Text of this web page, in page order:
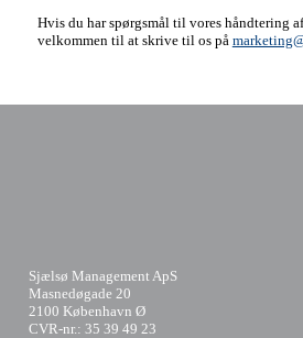
Hvis du har spørgsmål til vores håndtering
velkommen til at skrive til os på
Sjælsø Management ApS
Masnedøgade 20
2100 København Ø
CVR-nr.: 35 39 49 23